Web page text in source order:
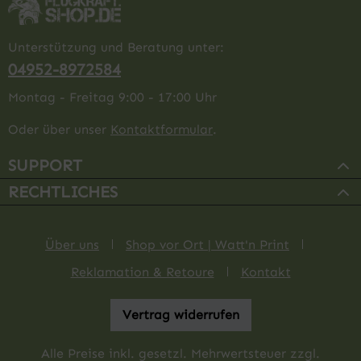
Unterstützung und Beratung unter:
04952-8972584
Montag - Freitag 9:00 - 17:00 Uhr
Oder über unser Kontaktformular.
SUPPORT
RECHTLICHES
Über uns
Shop vor Ort | Watt'n Print
Reklamation & Retoure
Kontakt
Vertrag widerrufen
Alle Preise inkl. gesetzl. Mehrwertsteuer zzgl.